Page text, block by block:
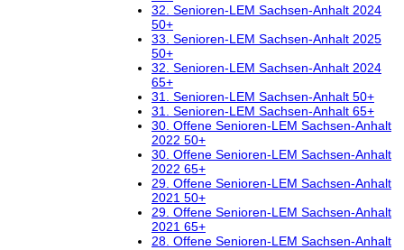
32. Senioren-LEM Sachsen-Anhalt 2024
50+
33. Senioren-LEM Sachsen-Anhalt 2025
50+
32. Senioren-LEM Sachsen-Anhalt 2024
65+
31. Senioren-LEM Sachsen-Anhalt 50+
31. Senioren-LEM Sachsen-Anhalt 65+
30. Offene Senioren-LEM Sachsen-Anhalt
2022 50+
30. Offene Senioren-LEM Sachsen-Anhalt
2022 65+
29. Offene Senioren-LEM Sachsen-Anhalt
2021 50+
29. Offene Senioren-LEM Sachsen-Anhalt
2021 65+
28. Offene Senioren-LEM Sachsen-Anhalt